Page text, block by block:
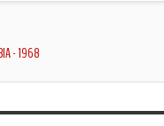
- 1968